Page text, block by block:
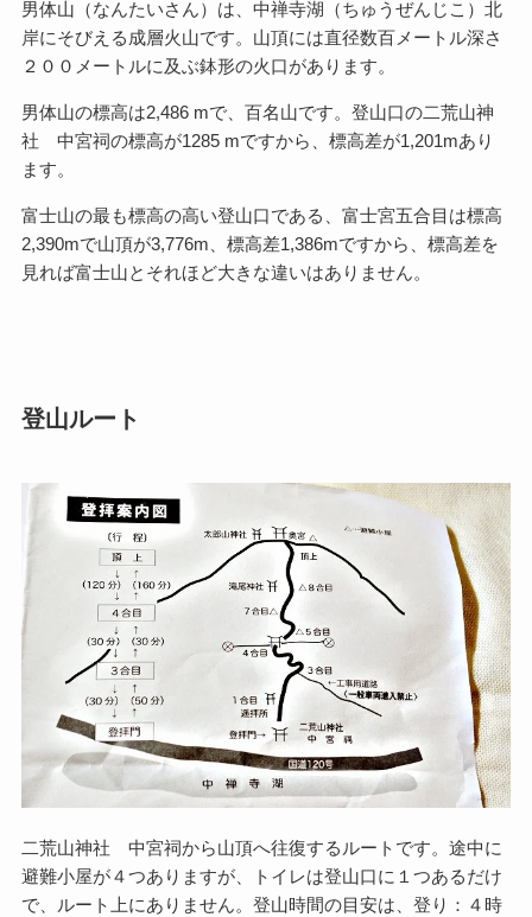
男体山（なんたいさん）は、中禅寺湖（ちゅうぜんじこ）北
岸にそびえる成層火山です。山頂には直径数百メートル深さ
２００メートルに及ぶ鉢形の火口があります。
男体山の標高は2,486 mで、百名山です。登山口の二荒山神
社 中宮祠の標高が1285 mですから、標高差が1,201mあり
ます。
富士山の最も標高の高い登山口である、富士宮五合目は標高
2,390mで山頂が3,776m、標高差1,386mですから、標高差を
見れば富士山とそれほど大きな違いはありません。
登山ルート
二荒山神社 中宮祠から山頂へ往復するルートです。途中に
避難小屋が４つありますが、トイレは登山口に１つあるだけ
で、ルート上にありません。登山時間の目安は、登り：４時